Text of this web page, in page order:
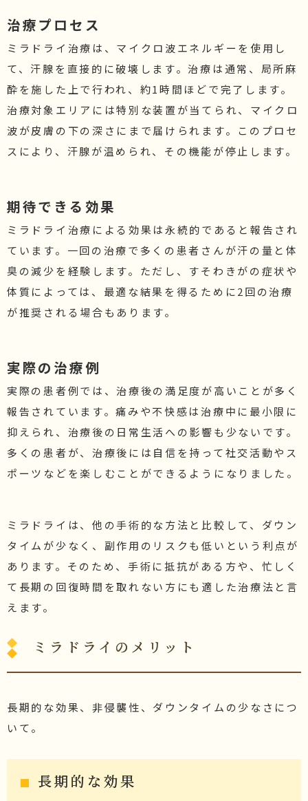
治療プロセス
ミラドライ治療は、マイクロ波エネルギーを使用し
て、汗腺を直接的に破壊します。治療は通常、局所麻
酔を施した上で行われ、約1時間ほどで完了します。
治療対象エリアには特別な装置が当てられ、マイクロ
波が皮膚の下の深さにまで届けられます。このプロセ
スにより、汗腺が温められ、その機能が停止します。
期待できる効果
ミラドライ治療による効果は永続的であると報告され
ています。一回の治療で多くの患者さんが汗の量と体
臭の減少を経験します。ただし、すそわきがの症状や
体質によっては、最適な結果を得るために2回の治療
が推奨される場合もあります。
実際の治療例
実際の患者例では、治療後の満足度が高いことが多く
報告されています。痛みや不快感は治療中に最小限に
抑えられ、治療後の日常生活への影響も少ないです。
多くの患者が、治療後には自信を持って社交活動やス
ポーツなどを楽しむことができるようになりました。
ミラドライは、他の手術的な方法と比較して、ダウン
タイムが少なく、副作用のリスクも低いという利点が
あります。そのため、手術に抵抗がある方や、忙しく
て長期の回復時間を取れない方にも適した治療法と言
えます。
ミラドライのメリット
長期的な効果、非侵襲性、ダウンタイムの少なさにつ
いて。
長期的な効果